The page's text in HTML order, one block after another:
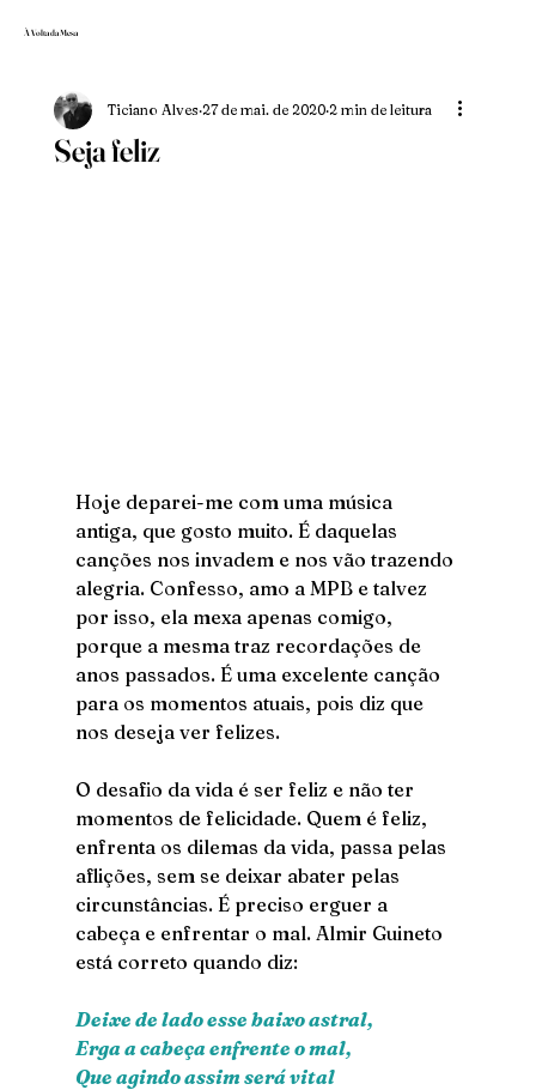
À Volta da Mesa
Seja feliz
Ticiano Alves 27 de mai. de 2020 2 min de leitura
Hoje deparei-me com uma música
antiga, que gosto muito. É daquelas
canções nos invadem e nos vão trazendo
alegria. Confesso, amo a MPB e talvez
por isso, ela mexa apenas comigo,
porque a mesma traz recordações de
anos passados. É uma excelente canção
para os momentos atuais, pois diz que
nos deseja ver felizes.
O desafio da vida é ser feliz e não ter
momentos de felicidade. Quem é feliz,
enfrenta os dilemas da vida, passa pelas
aflições, sem se deixar abater pelas
circunstâncias. É preciso erguer a
cabeça e enfrentar o mal. Almir Guineto
está correto quando diz:
Deixe de lado esse baixo astral,
Erga a cabeça enfrente o mal,
Que agindo assim será vital